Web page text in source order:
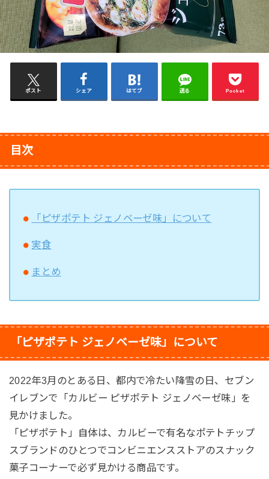
ポスト シェア はてブ 送る Pocket
目次
「ピザポテト ジェノベーゼ味」について
実食
まとめ
「ピザポテト ジェノベーゼ味」について
2022年3月のとある日、都内で冷たい降雪の日、セブン
イレブンで「カルビー ピザポテト ジェノベーゼ味」を
見かけました。
「ピザポテト」自体は、カルビーで有名なポテトチップ
スブランドのひとつでコンビニエンスストアのスナック
菓子コーナーで必ず見かける商品です。